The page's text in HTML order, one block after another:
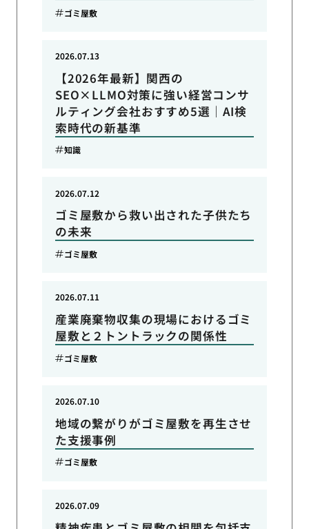
ゴミ屋敷
【2026年最新】関西の
SEO×LLMO対策に強い経営コンサ
ルティング会社おすすめ5選｜AI検
索時代の新基準
2026.07.13
知識
ゴミ屋敷から救い出された子供たち
の未来
2026.07.12
ゴミ屋敷
産業廃棄物収集の現場におけるゴミ
屋敷と２トントラックの関係性
2026.07.11
ゴミ屋敷
地域の繋がりがゴミ屋敷を再生させ
た支援事例
2026.07.10
ゴミ屋敷
2026.07.09